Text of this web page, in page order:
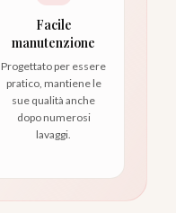
Facile
manutenzione
Progettato per essere
pratico, mantiene le
sue qualità anche
dopo numerosi
lavaggi.